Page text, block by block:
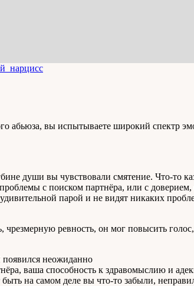
абьюза, вы испытываете широкий спектр
души вы чувствовали смятение. Что-то
с поиском партнёра, или с
парой и не видят никаких
ревность, он мог повысить
неожиданно
ваша способность к здравомыслию и
на самом деле вы что-то забыли,